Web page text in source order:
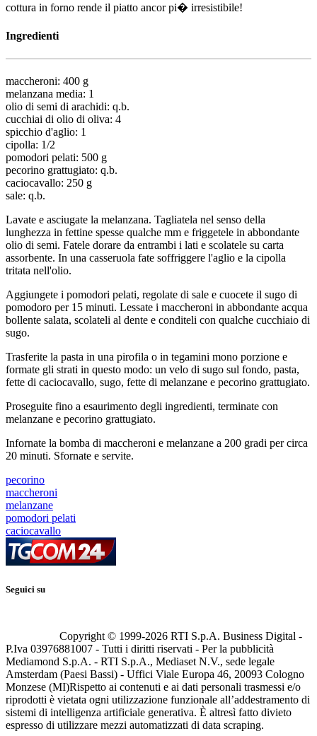
cottura in forno rende il piatto ancor pi� irresistibile!
Ingredienti
maccheroni: 400 g
melanzana media: 1
olio di semi di arachidi: q.b.
cucchiai di olio di oliva: 4
spicchio d'aglio: 1
cipolla: 1/2
pomodori pelati: 500 g
pecorino grattugiato: q.b.
caciocavallo: 250 g
sale: q.b.
Lavate e asciugate la melanzana. Tagliatela nel senso della
lunghezza in fettine spesse qualche mm e friggetele in abbondante
olio di semi. Fatele dorare da entrambi i lati e scolatele su carta
assorbente. In una casseruola fate soffriggere l'aglio e la cipolla
tritata nell'olio.
Aggiungete i pomodori pelati, regolate di sale e cuocete il sugo di
pomodoro per 15 minuti. Lessate i maccheroni in abbondante acqua
bollente salata, scolateli al dente e conditeli con qualche cucchiaio di
sugo.
Trasferite la pasta in una pirofila o in tegamini mono porzione e
formate gli strati in questo modo: un velo di sugo sul fondo, pasta,
fette di caciocavallo, sugo, fette di melanzane e pecorino grattugiato.
Proseguite fino a esaurimento degli ingredienti, terminate con
melanzane e pecorino grattugiato.
Infornate la bomba di maccheroni e melanzane a 200 gradi per circa
20 minuti. Sfornate e servite.
pecorino
maccheroni
melanzane
pomodori pelati
caciocavallo
Seguici su
Copyright © 1999-2026 RTI S.p.A. Business Digital -
P.Iva 03976881007 - Tutti i diritti riservati - Per la pubblicità
Mediamond S.p.A. - RTI S.p.A., Mediaset N.V., sede legale
Amsterdam (Paesi Bassi) - Uffici Viale Europa 46, 20093 Cologno
Monzese (MI)Rispetto ai contenuti e ai dati personali trasmessi e/o
riprodotti è vietata ogni utilizzazione funzionale all’addestramento di
sistemi di intelligenza artificiale generativa. È altresì fatto divieto
espresso di utilizzare mezzi automatizzati di data scraping.